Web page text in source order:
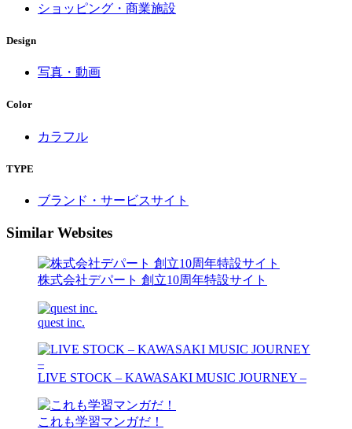
ショッピング・商業施設
Design
写真・動画
Color
カラフル
TYPE
ブランド・サービスサイト
Similar Websites
株式会社デパート 創立10周年特設サイト
quest inc.
LIVE STOCK – KAWASAKI MUSIC JOURNEY –
これも学習マンガだ！